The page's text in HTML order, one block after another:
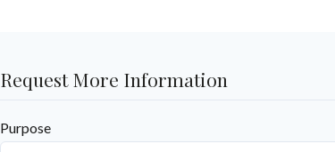
Request More Information
Purpose